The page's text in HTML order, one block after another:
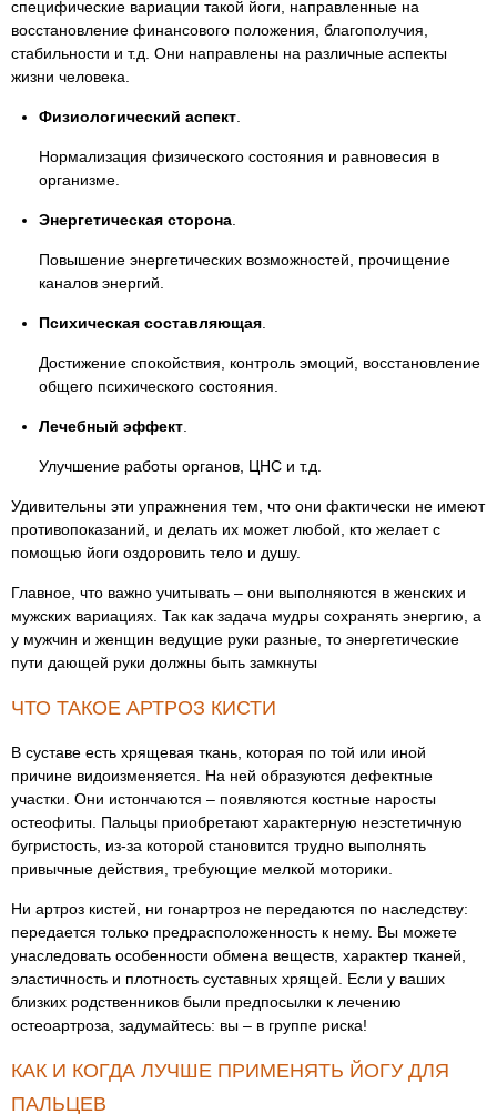
специфические вариации такой йоги, направленные на
восстановление финансового положения, благополучия,
стабильности и т.д. Они направлены на различные аспекты
жизни человека.
Физиологический аспект
Нормализация физического состояния и равновесия в
организме.
Энергетическая сторона
Повышение энергетических возможностей, прочищение
каналов энергий.
Психическая составляющая
Достижение спокойствия, контроль эмоций, восстановление
общего психического состояния.
Лечебный эффект
Улучшение работы органов, ЦНС и т.д.
Удивительны эти упражнения тем, что они фактически не имеют
противопоказаний, и делать их может любой, кто желает с
помощью йоги оздоровить тело и душу.
Главное, что важно учитывать – они выполняются в женских и
мужских вариациях. Так как задача мудры сохранять энергию, а
у мужчин и женщин ведущие руки разные, то энергетические
пути дающей руки должны быть замкнуты
ЧТО ТАКОЕ АРТРОЗ КИСТИ
В суставе есть хрящевая ткань, которая по той или иной
причине видоизменяется. На ней образуются дефектные
участки. Они истончаются – появляются костные наросты
остеофиты. Пальцы приобретают характерную неэстетичную
бугристость, из-за которой становится трудно выполнять
привычные действия, требующие мелкой моторики.
Ни артроз кистей, ни гонартроз не передаются по наследству:
передается только предрасположенность к нему. Вы можете
унаследовать особенности обмена веществ, характер тканей,
эластичность и плотность суставных хрящей. Если у ваших
близких родственников были предпосылки к лечению
остеоартроза, задумайтесь: вы – в группе риска!
КАК И КОГДА ЛУЧШЕ ПРИМЕНЯТЬ ЙОГУ ДЛЯ
ПАЛЬЦЕВ